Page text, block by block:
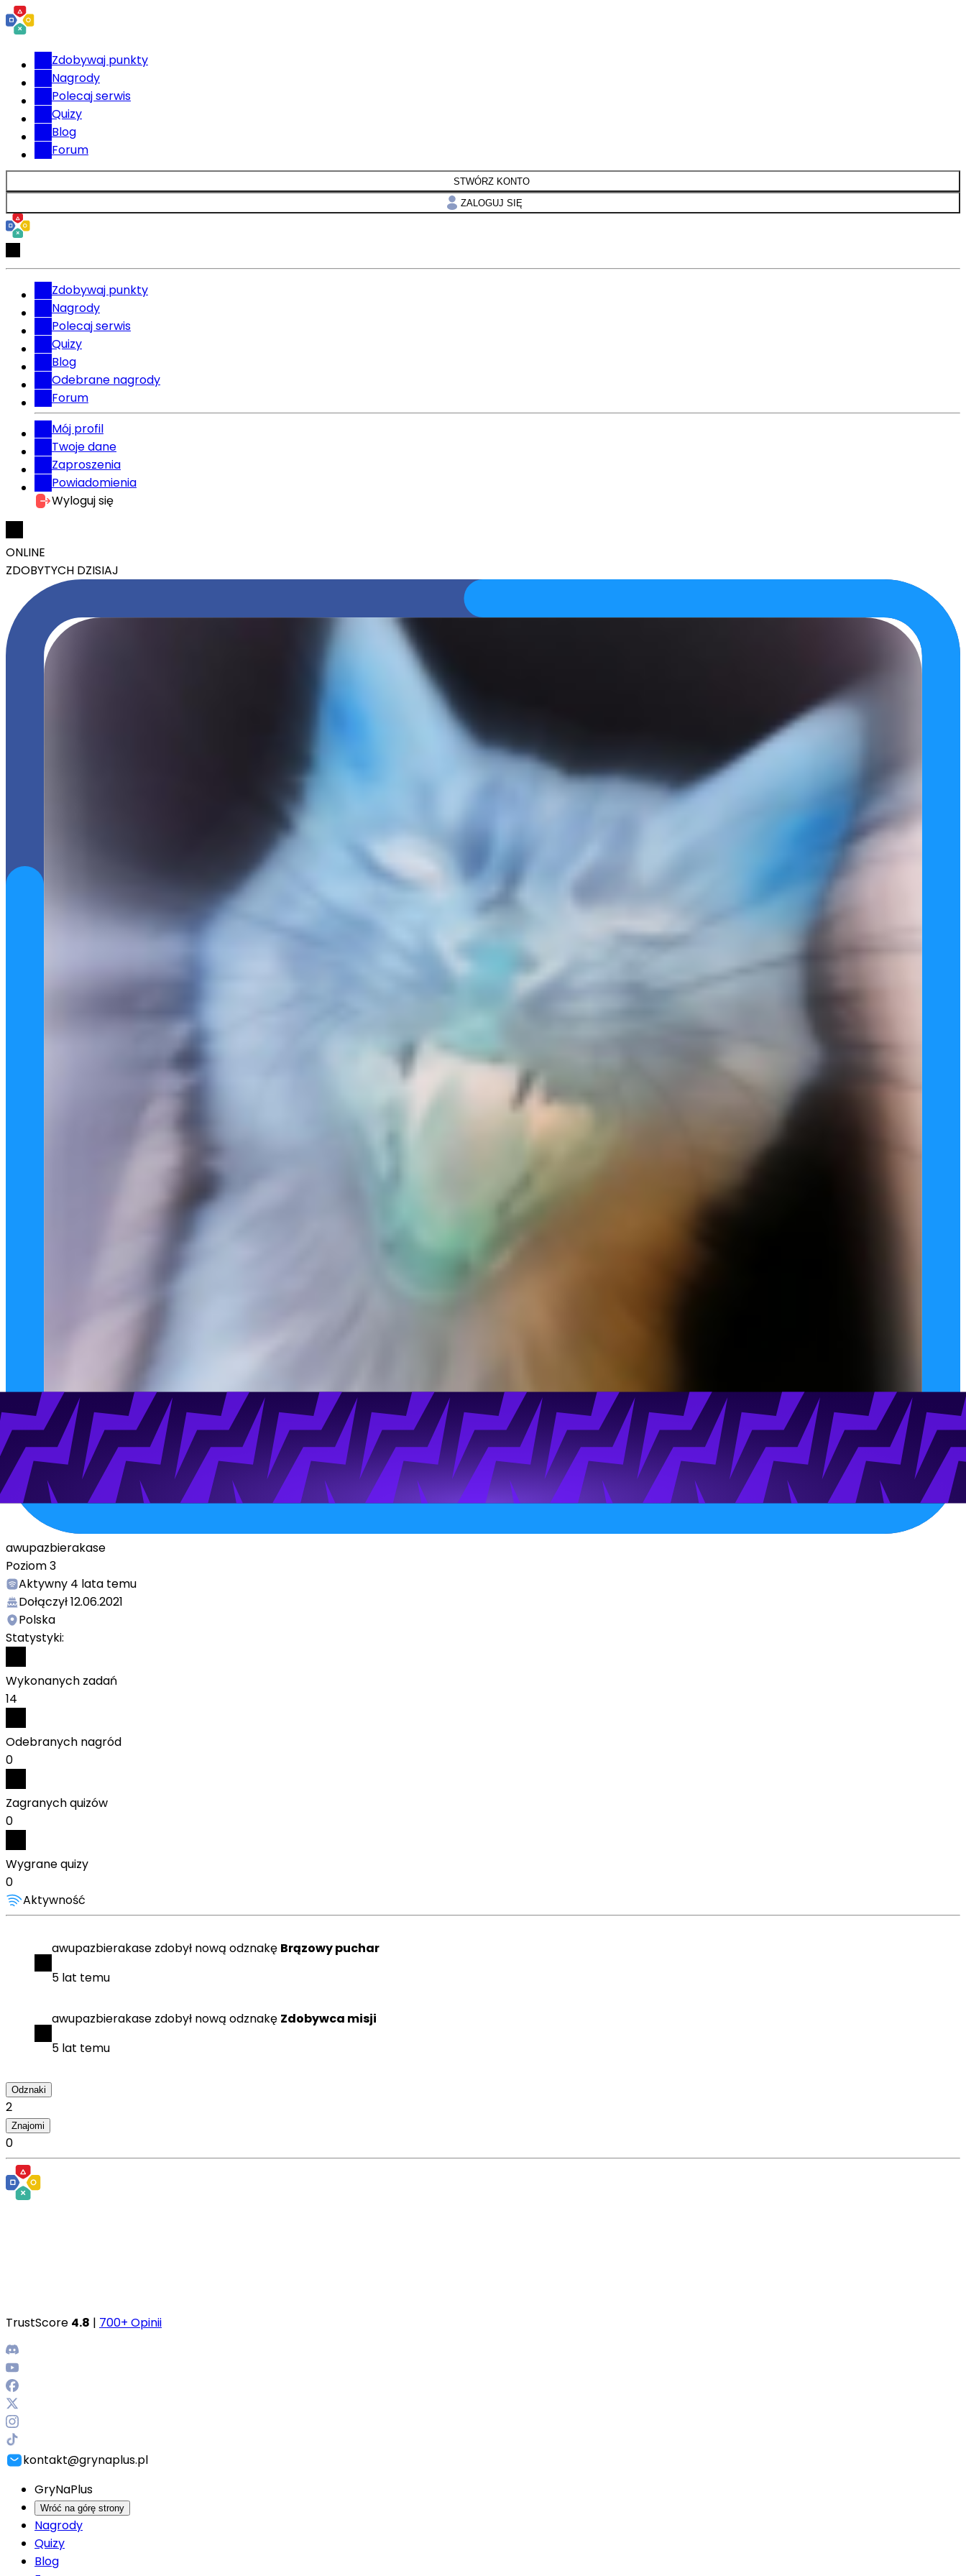
Zdobywaj punkty
Nagrody
Polecaj serwis
Quizy
Blog
Forum
STWÓRZ KONTO
ZALOGUJ SIĘ
Zdobywaj punkty
Nagrody
Polecaj serwis
Quizy
Blog
Odebrane nagrody
Forum
Mój profil
Twoje dane
Zaproszenia
Powiadomienia
Wyloguj się
ONLINE
ZDOBYTYCH DZISIAJ
awupazbierakase
Poziom3
Aktywny 4 lata temu
Dołączył12.06.2021
Polska
Statystyki:
Wykonanych zadań
14
Odebranych nagród
0
Zagranych quizów
0
Wygrane quizy
0
Aktywność
awupazbierakase zdobył nową odznakę Brązowy puchar
5 lat temu
awupazbierakase zdobył nową odznakę Zdobywca misji
5 lat temu
Odznaki
2
Znajomi
0
TrustScore 4.8 | 700+ Opinii
kontakt@grynaplus.pl
GryNaPlus
Wróć na górę strony
Nagrody
Quizy
Blog